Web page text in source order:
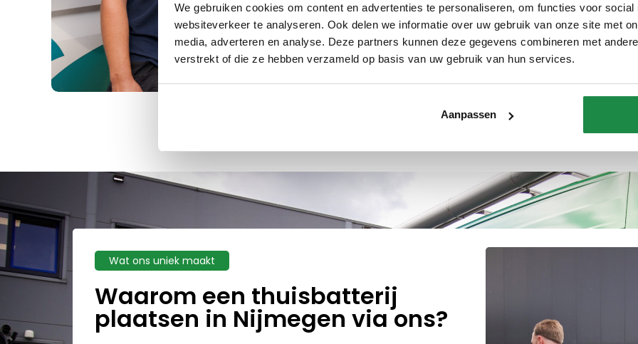
We gebruiken cookies om content en advertenties te personaliseren, om functies voor social
websiteverkeer te analyseren. Ook delen we informatie over uw gebruik van onze site met
media, adverteren en analyse. Deze partners kunnen deze gegevens combineren met
verstrekt of die ze hebben verzameld op basis van uw gebruik van hun services.
Aanpassen
Expertise Kwaliteit
Wat ons uniek maakt
Waarom een thuisbatterij
plaatsen in Nijmegen via ons?